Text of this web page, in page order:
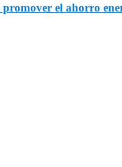
el ahorro